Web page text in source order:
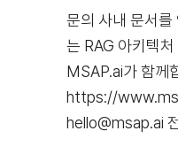
문의 사내 문서
는 RAG 아키텍
MSAP.ai가 함께
https://
hello@msap.ai